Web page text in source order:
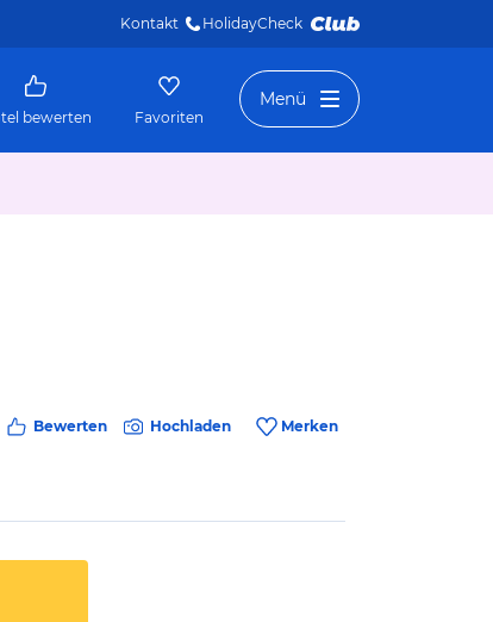
Kontakt HolidayCheck
bewerten Favoriten
Menü
Bewerten Hochladen Merken